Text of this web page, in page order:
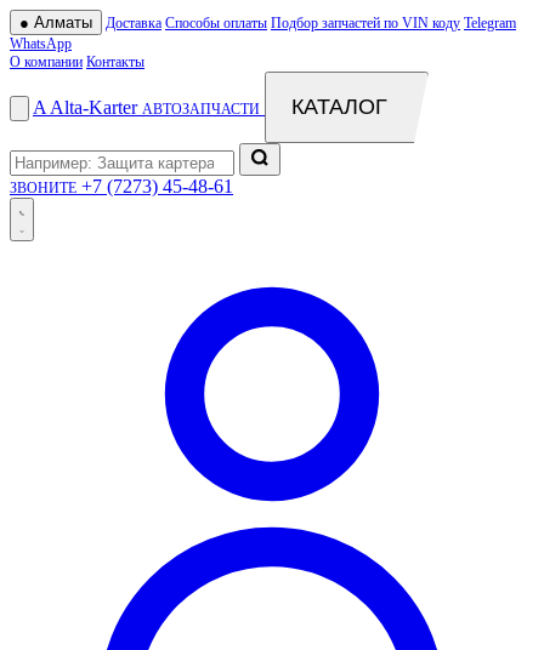
● Алматы Доставка Способы оплаты Подбор запчастей по VIN коду Telegram
WhatsApp
О компании Контакты
A Alta-Karter АВТОЗАПЧАСТИ КАТАЛОГ
ЗВОНИТЕ +7 (7273) 45-48-61